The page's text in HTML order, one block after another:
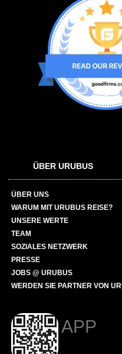
ÜBER URUBUS
ÜBER UNS
WARUM MIT URUBUS REISE?
UNSERE WERTE
TEAM
SOZIALES NETZWERK
PRESSE
JOBS @ URUBUS
WERDEN SIE PARTNER VON
APP